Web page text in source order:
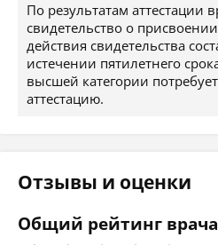
По результатам аттестации
свидетельство о
действия свидетельства
истечении пятилетнего
высшей категории
аттестацию.
Отзывы и оценки
Общий рейтинг врача